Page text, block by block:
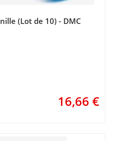
(Lot de 10) - DMC
16,66 €